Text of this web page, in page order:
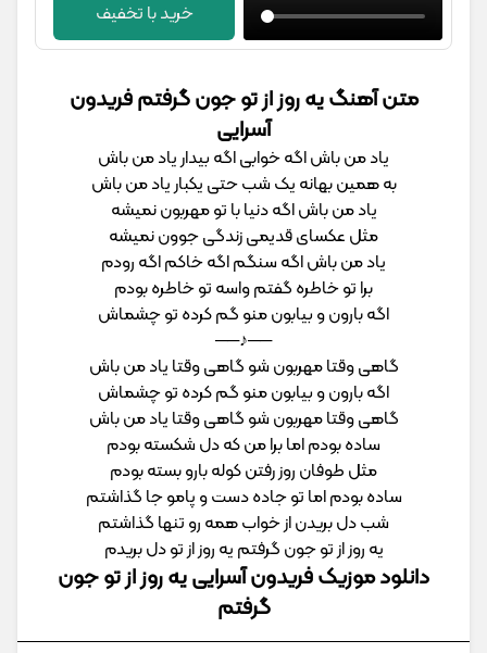
خرید با تخفیف
متن آهنگ یه روز از تو جون گرفتم فریدون
آسرایی
یاد من باش اگه خوابی اگه بیدار یاد من باش
به همین بهانه یک شب حتی یکبار یاد من باش
یاد من باش اگه دنیا با تو مهربون نمیشه
مثل عکسای قدیمی زندگی جوون نمیشه
یاد من باش اگه سنگم اگه خاکم اگه رودم
برا تو خاطره گفتم واسه تو خاطره بودم
اگه بارون و بیابون منو گم کرده تو چشماش
──♪──
گاهی وقتا مهربون شو گاهی وقتا یاد من باش
اگه بارون و بیابون منو گم کرده تو چشماش
گاهی وقتا مهربون شو گاهی وقتا یاد من باش
ساده بودم اما برا من که دل شکسته بودم
مثل طوفان روز رفتن کوله بارو بسته بودم
ساده بودم اما تو جاده دست و پامو جا گذاشتم
شب دل بریدن از خواب همه رو تنها گذاشتم
یه روز از تو جون گرفتم یه روز از تو دل بریدم
دانلود موزیک فریدون آسرایی یه روز از تو جون
گرفتم